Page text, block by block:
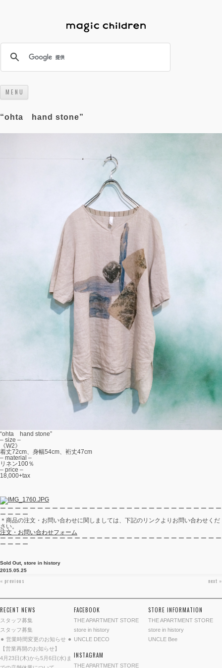
M E N U
“ohta hand stone”
“ohta hand stone”
– size –
《W2》
着丈72cm、身幅54cm、裄丈47cm
– material –
リネン100％
– price –
18,000+tax
ー ー ー ー ー ー ー ー ー ー ー ー ー ー ー ー ー ー ー ー ー ー ー ー ー ー ー ー ー ー
ー ー ー ー
＊商品の注文・お問い合わせに関しましては、下記のリンクよりお問い合わせくだ
さい。
注文・お問い合わせフォーム
ー ー ー ー ー ー ー ー ー ー ー ー ー ー ー ー ー ー ー ー ー ー ー ー ー ー ー ー ー ー
ー ー ー ー
Sold Out, store in history
2015.05.25
投稿ナビゲーション
« previous next »
RECENT NEWS
スタッフ募集
スタッフ募集
⚫︎ 営業時間変更のお知らせ ⚫︎
【営業再開のお知らせ】
4月23日(木)から5月6日(水)ま
FACEBOOK
THE APARTMENT STORE
store in history
UNCLE DECO
INSTAGRAM
THE APARTMENT STORE
STORE INFORMATION
THE APARTMENT STORE
store in history
UNCLE Bee